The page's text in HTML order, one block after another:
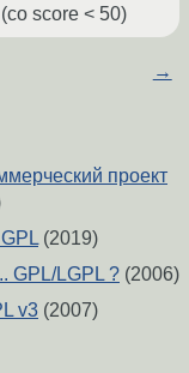
score < 50)
→
проект
(2019)
GPL/LGPL ? (2006)
v3 (2007)